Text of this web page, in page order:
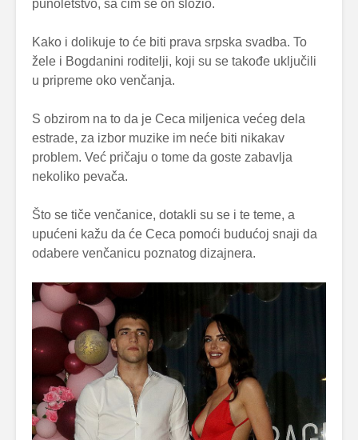
punoletstvo, sa čim se on složio.
Kako i dolikuje to će biti prava srpska svadba. To
žele i Bogdanini roditelji, koji su se takođe uključili
u pripreme oko venčanja.
S obzirom na to da je Ceca miljenica većeg dela
estrade, za izbor muzike im neće biti nikakav
problem. Već pričaju o tome da goste zabavlja
nekoliko pevača.
Što se tiče venčanice, dotakli su se i te teme, a
upućeni kažu da će Ceca pomoći budućoj snaji da
odabere venčanicu poznatog dizajnera.